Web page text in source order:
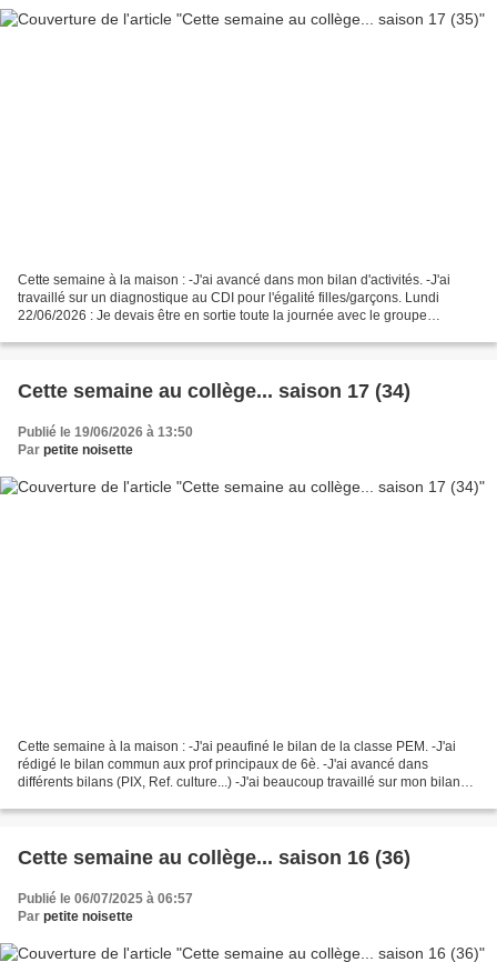
Cette semaine à la maison : -J'ai avancé dans mon bilan d'activités. -J'ai
travaillé sur un diagnostique au CDI pour l'égalité filles/garçons. Lundi
22/06/2026 : Je devais être en sortie toute la journée avec le groupe
Cette semaine au collège... saison 17 (34)
Publié le 19/06/2026 à 13:50
Par petite noisette
Cette semaine à la maison : -J'ai peaufiné le bilan de la classe PEM. -J'ai
rédigé le bilan commun aux prof principaux de 6è. -J'ai avancé dans
différents bilans (PIX, Ref. culture...) -J'ai beaucoup travaillé sur mon bilan
Cette semaine au collège... saison 16 (36)
Publié le 06/07/2025 à 06:57
Par petite noisette